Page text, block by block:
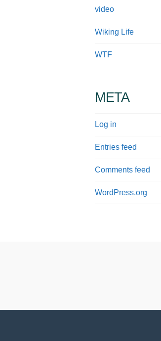
video
Wiking Life
WTF
META
Log in
Entries feed
Comments feed
WordPress.org